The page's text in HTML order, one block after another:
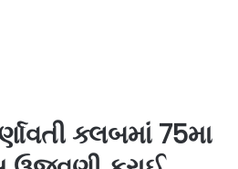
ક્લબમાં 75મા